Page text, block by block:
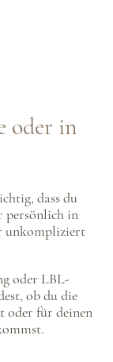
oder in
dass du
persönlich in
unkompliziert
oder LBL-
ob du die
oder für deinen